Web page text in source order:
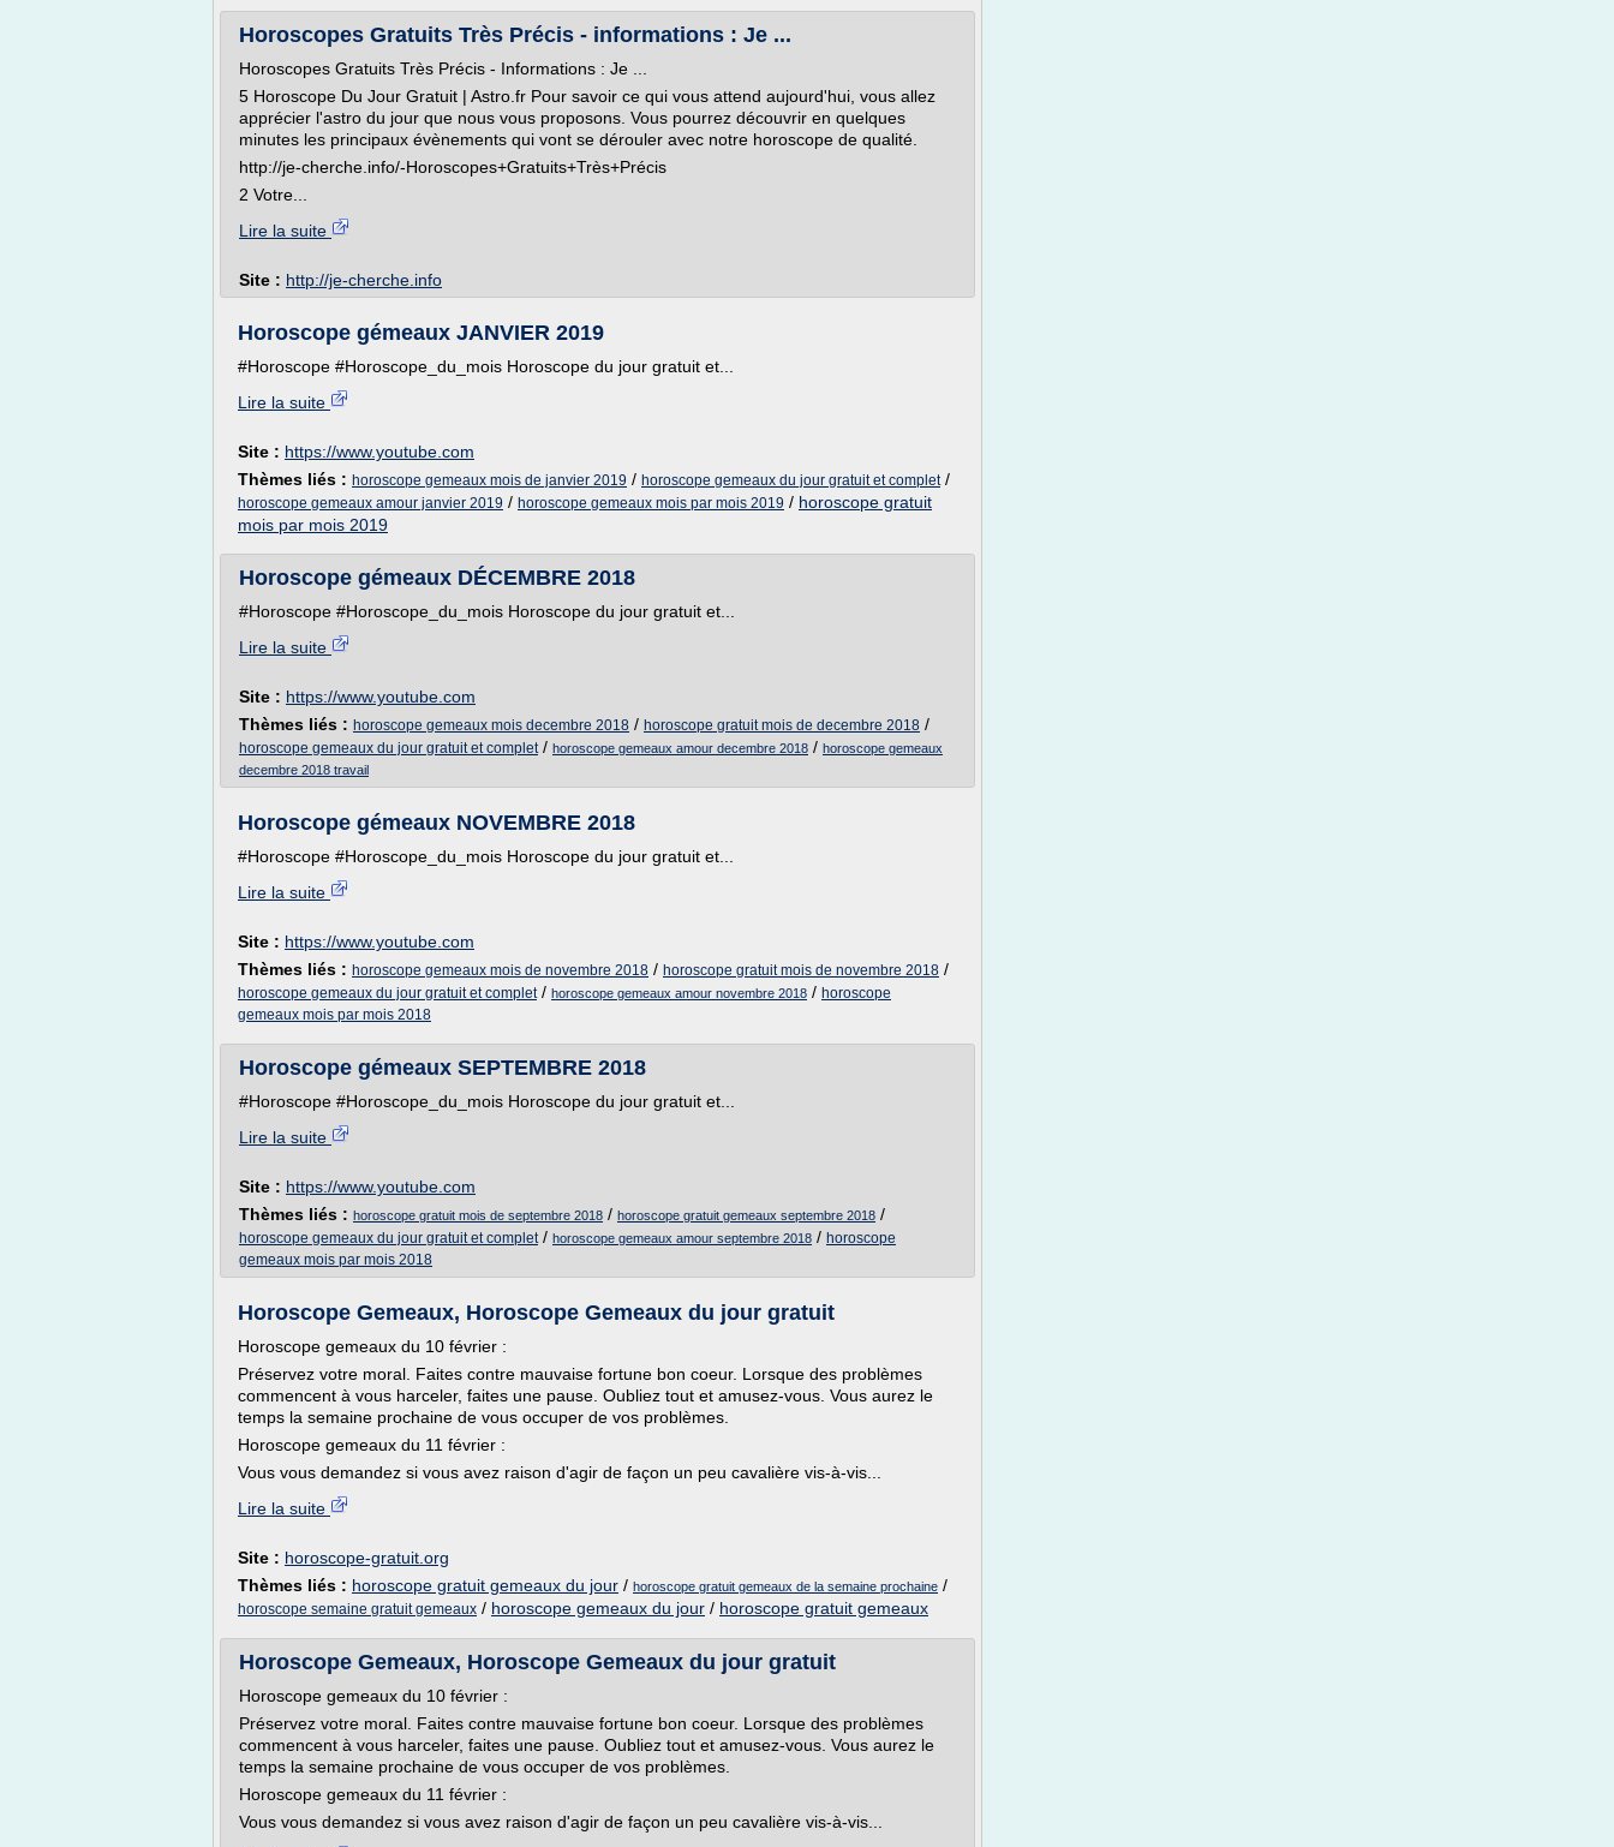
Horoscopes Gratuits Très Précis - informations : Je ...
Horoscopes Gratuits Très Précis - Informations : Je ...
5 Horoscope Du Jour Gratuit | Astro.fr Pour savoir ce qui vous attend aujourd'hui, vous allez
apprécier l'astro du jour que nous vous proposons. Vous pourrez découvrir en quelques
minutes les principaux évènements qui vont se dérouler avec notre horoscope de qualité.
http://je-cherche.info/-Horoscopes+Gratuits+Très+Précis
2 Votre...
Lire la suite
Site : http://je-cherche.info
Horoscope gémeaux JANVIER 2019
#Horoscope #Horoscope_du_mois Horoscope du jour gratuit et...
Lire la suite
Site : https://www.youtube.com
Thèmes liés : horoscope gemeaux mois de janvier 2019 / horoscope gemeaux du jour gratuit et complet/
horoscope gemeaux amour janvier 2019 / horoscope gemeaux mois par mois 2019 / horoscope gratuit
mois par mois 2019
Horoscope gémeaux DÉCEMBRE 2018
#Horoscope #Horoscope_du_mois Horoscope du jour gratuit et...
Lire la suite
Site : https://www.youtube.com
Thèmes liés : horoscope gemeaux mois decembre 2018 / horoscope gratuit mois de decembre 2018 /
horoscope gemeaux du jour gratuit et complet/ horoscope gemeaux amour decembre 2018 / horoscope gemeaux
decembre 2018 travail
Horoscope gémeaux NOVEMBRE 2018
#Horoscope #Horoscope_du_mois Horoscope du jour gratuit et...
Lire la suite
Site : https://www.youtube.com
Thèmes liés : horoscope gemeaux mois de novembre 2018 / horoscope gratuit mois de novembre 2018 /
horoscope gemeaux du jour gratuit et complet/ horoscope gemeaux amour novembre 2018 / horoscope
gemeaux mois par mois 2018
Horoscope gémeaux SEPTEMBRE 2018
#Horoscope #Horoscope_du_mois Horoscope du jour gratuit et...
Lire la suite
Site : https://www.youtube.com
Thèmes liés : horoscope gratuit mois de septembre 2018 / horoscope gratuit gemeaux septembre 2018 /
horoscope gemeaux du jour gratuit et complet/ horoscope gemeaux amour septembre 2018 / horoscope
gemeaux mois par mois 2018
Horoscope Gemeaux, Horoscope Gemeaux du jour gratuit
Horoscope gemeaux du 10 février :
Préservez votre moral. Faites contre mauvaise fortune bon coeur. Lorsque des problèmes
commencent à vous harceler, faites une pause. Oubliez tout et amusez-vous. Vous aurez le
temps la semaine prochaine de vous occuper de vos problèmes.
Horoscope gemeaux du 11 février :
Vous vous demandez si vous avez raison d'agir de façon un peu cavalière vis-à-vis...
Lire la suite
Site : horoscope-gratuit.org
Thèmes liés : horoscope gratuit gemeaux du jour / horoscope gratuit gemeaux de la semaine prochaine /
horoscope semaine gratuit gemeaux / horoscope gemeaux du jour / horoscope gratuit gemeaux
Horoscope Gemeaux, Horoscope Gemeaux du jour gratuit
Horoscope gemeaux du 10 février :
Préservez votre moral. Faites contre mauvaise fortune bon coeur. Lorsque des problèmes
commencent à vous harceler, faites une pause. Oubliez tout et amusez-vous. Vous aurez le
temps la semaine prochaine de vous occuper de vos problèmes.
Horoscope gemeaux du 11 février :
Vous vous demandez si vous avez raison d'agir de façon un peu cavalière vis-à-vis...